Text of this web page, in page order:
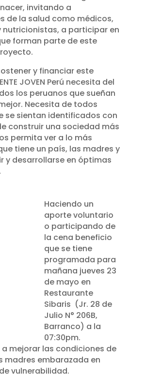
invitando a
de la salud como médicos,
nutricionistas, a participar en
forman parte de este
y financiar este
JOVEN Perú necesita del
los peruanos que sueñan
Necesita de todos
se sientan identificados con
construir una sociedad más
permita ver a lo más
tiene un país, las madres y
y desarrollarse en óptimas
Haciendo un
aporte voluntario
o participando de
la cena beneficio
que se tiene
programada para
mañana jueves 23
de mayo en
Restaurante
Sibaris (Jr. 28 de
Julio N° 206B,
Barranco) a la
07:30pm.
mejorar las condiciones de
madres embarazada en
vulnerabilidad.